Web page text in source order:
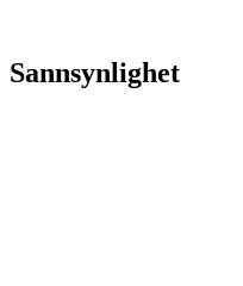
Sannsynlighet